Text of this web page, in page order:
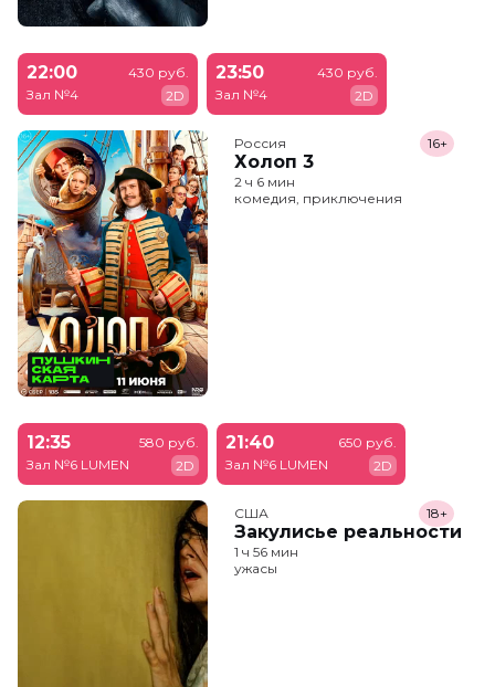
22:00
Зал №4
430 руб.
2D
23:50
Зал №4
430 руб.
2D
Россия
Холоп 3
16+
2 ч 6 мин
комедия, приключения
12:35
Зал №6 LUMEN
580 руб.
2D
21:40
Зал №6 LUMEN
650 руб.
2D
США
Закулисье реальности
18+
1 ч 56 мин
ужасы